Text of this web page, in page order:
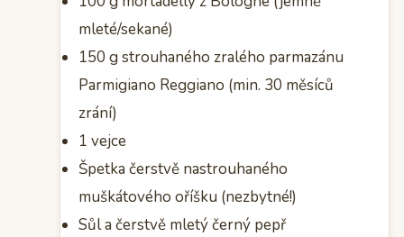
mleté/sekané)
150 g strouhaného zralého parmazánu
Parmigiano Reggiano (min. 30 měsíců
zrání)
1 vejce
Špetka čerstvě nastrouhaného
muškátového oříšku (nezbytné!)
Sůl a čerstvě mletý černý pepř